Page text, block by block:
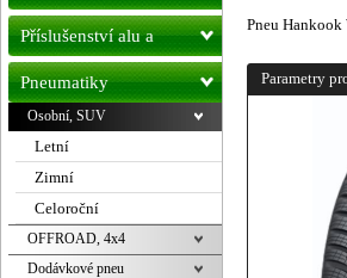
Pneu
Parametry
Příslušenství alu a
pneu
Pneumatiky
Osobní, SUV
Letní
Zimní
Celoroční
OFFROAD, 4x4
Dodávkové pneu